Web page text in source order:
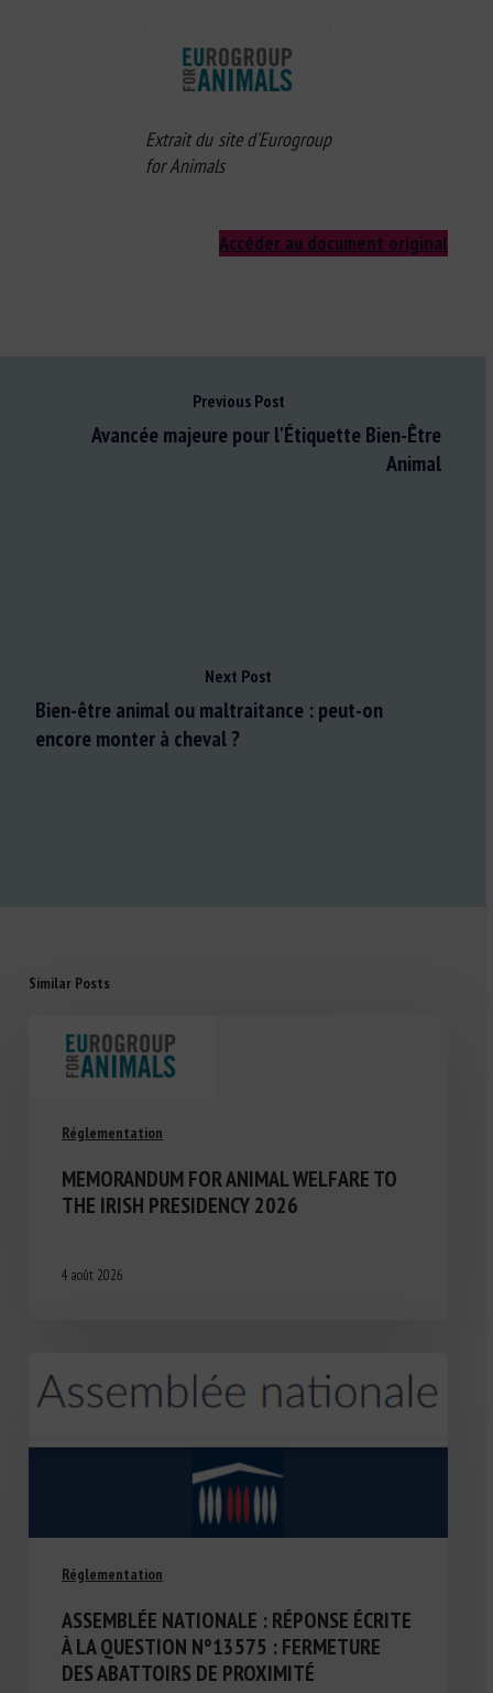
Extrait du site d’Eurogroup
for Animals
Accéder au document original
Previous Post
Avancée majeure pour l'Étiquette Bien-Être
Animal
Next Post
Bien-être animal ou maltraitance : peut-on
encore monter à cheval ?
Similar Posts
Réglementation
MEMORANDUM FOR ANIMAL WELFARE TO
THE IRISH PRESIDENCY 2026
4 août 2026
Réglementation
ASSEMBLÉE NATIONALE : RÉPONSE ÉCRITE
À LA QUESTION N°13575 : FERMETURE
DES ABATTOIRS DE PROXIMITÉ